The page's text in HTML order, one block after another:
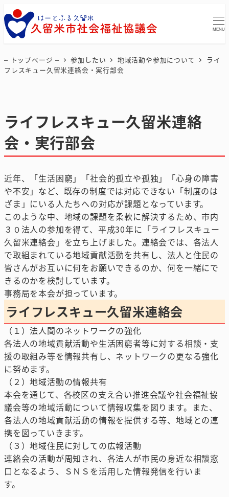
MENU
– トップページ – 参加したい 地域活動や参加について
ライ
フレスキュー久留米連絡会・実行部会
ライフレスキュー久留米連絡
会・実行部会
近年、「生活困窮」「社会的孤立や孤独」「心身の障害
や不安」など、既存の制度では対応できない「制度のは
ざま」にいる人たちへの対応が課題となっています。
このような中、地域の課題を柔軟に解決するため、市内
３０法人の参加を得て、平成30年に「ライフレスキュー
久留米連絡会」を立ち上げました。連絡会では、各法人
で取組まれている地域貢献活動を共有し、法人と住民の
皆さんがお互いに何をお願いできるのか、何を一緒にで
きるのかを検討しています。
事務局を本会が担っています。
ライフレスキュー久留米連絡会
（１）法人間のネットワークの強化
各法人の地域貢献活動や生活困窮者等に対する相談・支
援の取組み等を情報共有し、ネットワークの更なる強化
に努めます。
（２）地域活動の情報共有
本会を通じて、各校区の支え合い推進会議や社会福祉協
議会等の地域活動について情報収集を図ります。また、
各法人の地域貢献活動の情報を提供する等、地域との連
携を図っていきます。
（３）地域住民に対しての広報活動
連絡会の活動が周知され、各法人が市民の身近な相談窓
口となるよう、ＳＮＳを活用した情報発信を行いま
す。